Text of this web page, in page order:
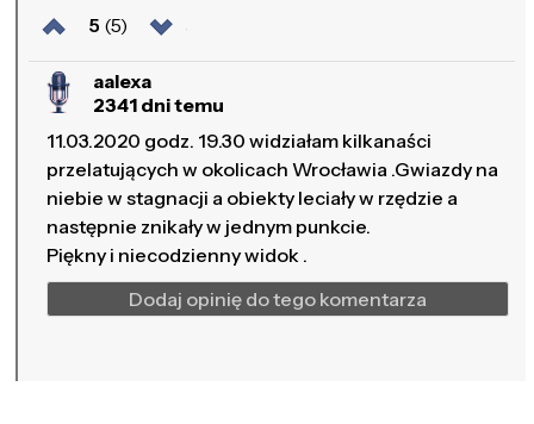
5 (5)
aalexa
2341 dni temu
11.03.2020 godz. 19.30 widziałam kilkanaści
przelatujących w okolicach Wrocławia .Gwiazdy na
niebie w stagnacji a obiekty leciały w rzędzie a
następnie znikały w jednym punkcie.
Piękny i niecodzienny widok .
Dodaj opinię do tego komentarza